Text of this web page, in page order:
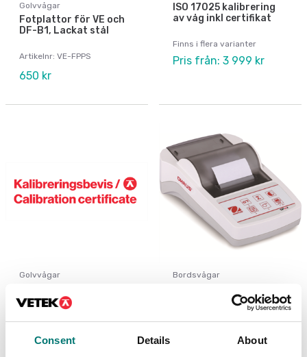
Consent Details About
Golvvågar
Fotplattor för VE och
DF-B1, Lackat stål
Artikelnr: VE-FPPS
650 kr
ISO 17025 kalibrering
av våg inkl certifikat
Finns i flera varianter
Pris från: 3 999 kr
Golvvågar
protokoll
Pris från: 1 600 kr
Bordsvågar